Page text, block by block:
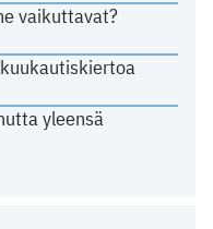
vaikuttavat?
yleensä